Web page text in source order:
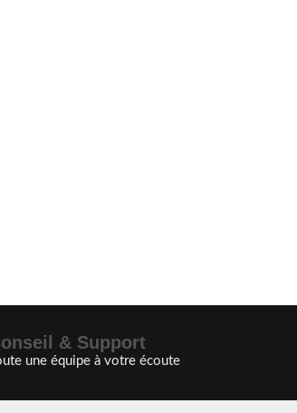
& Support
une équipe à votre écoute